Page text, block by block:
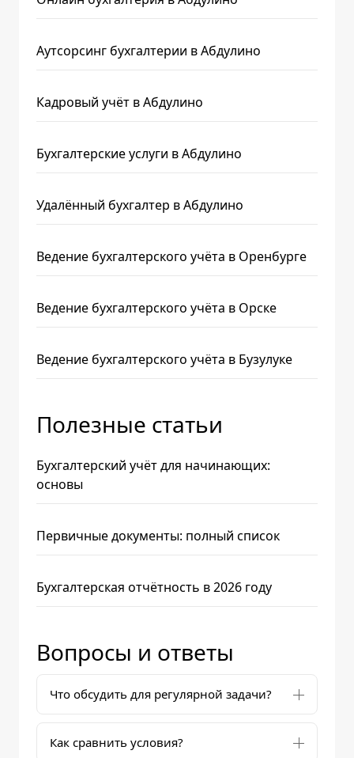
Аутсорсинг бухгалтерии в Абдулино
Кадровый учёт в Абдулино
Бухгалтерские услуги в Абдулино
Удалённый бухгалтер в Абдулино
Ведение бухгалтерского учёта в Оренбурге
Ведение бухгалтерского учёта в Орске
Ведение бухгалтерского учёта в Бузулуке
Полезные статьи
Бухгалтерский учёт для начинающих:
основы
Первичные документы: полный список
Бухгалтерская отчётность в 2026 году
Вопросы и ответы
Что обсудить для регулярной задачи?
Как сравнить условия?